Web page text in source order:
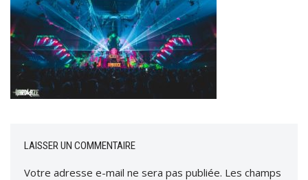
LAISSER UN COMMENTAIRE
Votre adresse e-mail ne sera pas publiée. Les champs